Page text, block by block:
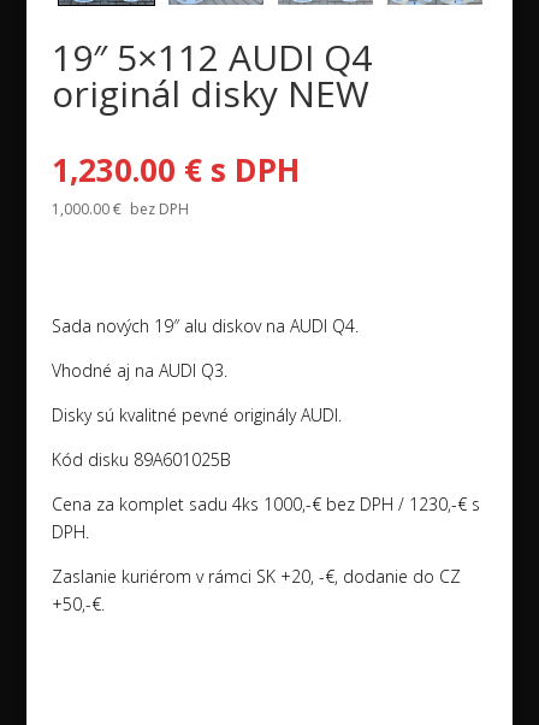
19″ 5×112 AUDI Q4
originál disky NEW
1,230.00 €s DPH
1,000.00€ bez DPH
Sada nových 19″ alu diskov na AUDI Q4.
Vhodné aj na AUDI Q3.
Disky sú kvalitné pevné originály AUDI.
Kód disku 89A601025B
Cena za komplet sadu 4ks 1000,-€ bez DPH / 1230,-€ s
DPH.
Zaslanie kuriérom v rámci SK +20, -€, dodanie do CZ
+50,-€.